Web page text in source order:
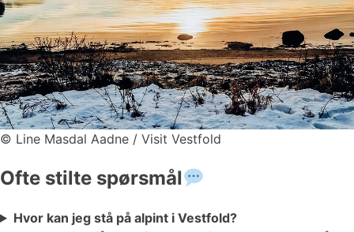
© Line Masdal Aadne / Visit Vestfold
Ofte stilte spørsmål
Hvor kan jeg stå på alpint i Vestfold?